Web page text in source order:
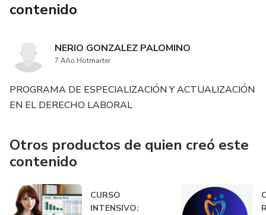
contenido
NERIO GONZALEZ PALOMINO
7 Año Hotmarter
PROGRAMA DE ESPECIALIZACIÓN Y ACTUALIZACIÓN
EN EL DERECHO LABORAL
Otros productos de quien creó este
contenido
CURSO
INTENSIVO: